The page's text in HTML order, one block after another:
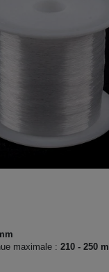
maximale : 210 - 250 m